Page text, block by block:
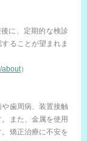
に、定期的な検診
ることが望まれま
about）
歯周病、装置接触
また、金属を使用
矯正治療に不安を